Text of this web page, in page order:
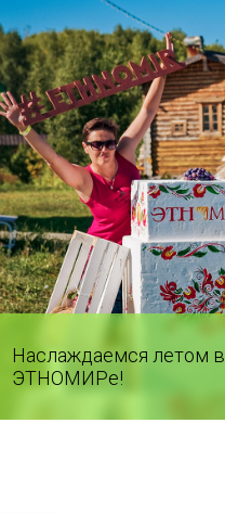
Наслаждаемся летом в
ЭТНОМИРе!